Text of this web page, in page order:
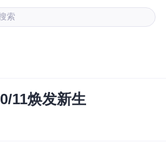
索
11焕发新生